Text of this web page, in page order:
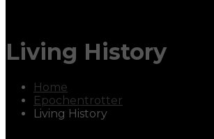
Living History
Home
Epochentrotter
Living History